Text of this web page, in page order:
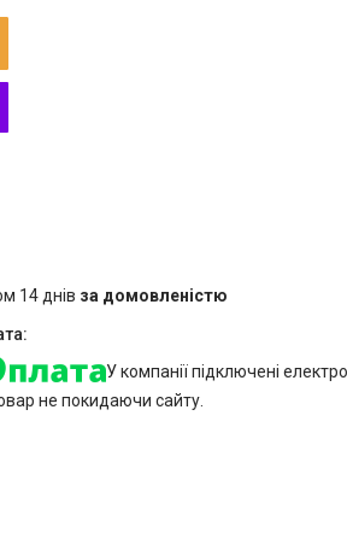
14 днів за домовленістю
У компанії підключені
не покидаючи сайту.